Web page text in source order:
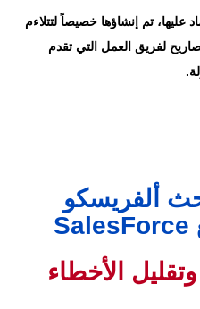
عليها، تم إنشاؤها خصيصاً لتتلاءم
لفريق العمل التي تقدم
ألفريسكو
الأخطاء